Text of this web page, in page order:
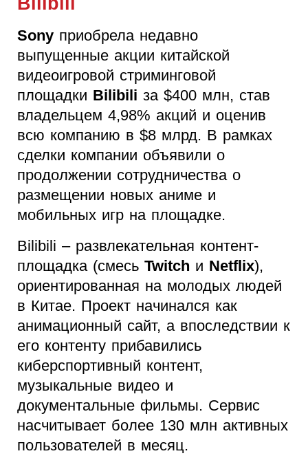
Sony приобрела недавно
выпущенные акции китайской
видеоигровой стриминговой
площадки Bilibili за $400 млн, став
владельцем 4,98% акций и оценив
всю компанию в $8 млрд. В рамках
сделки компании объявили о
продолжении сотрудничества о
размещении новых аниме и
мобильных игр на площадке.
Bilibili – развлекательная контент-
площадка (смесь Twitch и Netflix),
ориентированная на молодых людей
в Китае. Проект начинался как
анимационный сайт, а впоследствии к
его контенту прибавились
киберспортивный контент,
музыкальные видео и
документальные фильмы. Сервис
насчитывает более 130 млн активных
пользователей в месяц.